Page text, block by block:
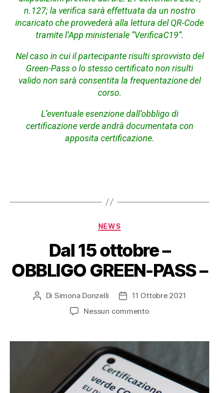
n.127; la verifica sarà effettuata da un nostro
incaricato che provvederà alla lettura del QR-Code
tramite l’App ministeriale “VerificaC19”.
Nel caso in cui il partecipante risulti sprovvisto del
Green-Pass o lo stesso certificato non risulti
valido non sarà consentita la frequentazione del
corso.
L’eventuale esenzione dall’obbligo di
certificazione verde andrà documentata con
apposita certificazione.
NEWS
Dal 15 ottobre –
OBBLIGO GREEN-PASS –
Di Simona Donzelli
11 Ottobre 2021
Nessun commento